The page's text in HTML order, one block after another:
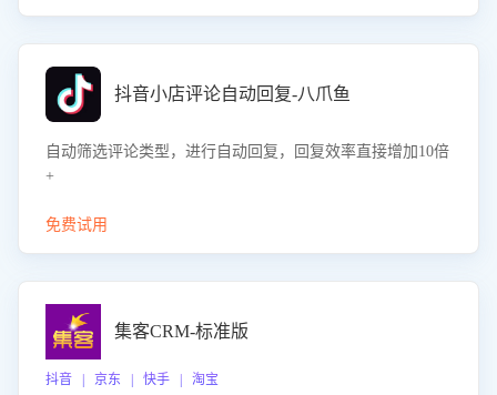
抖音小店评论自动回复-八爪鱼
自动筛选评论类型，进行自动回复，回复效率直接增加10倍
+
免费试用
集客CRM-标准版
抖音 | 京东 | 快手 | 淘宝